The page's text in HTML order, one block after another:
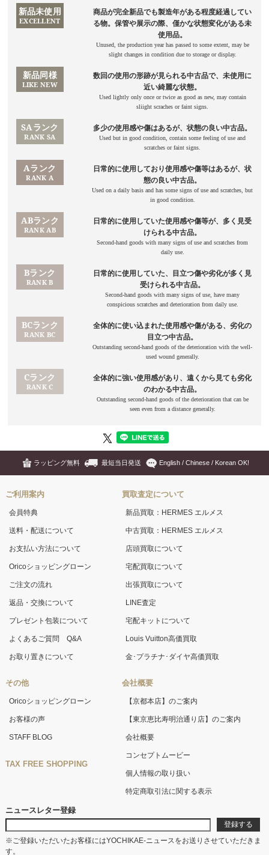
ラッピング無料 最短当日発送 English / Chinese / Korean OK!
ご利用案内
会員特典
送料・配送について
お支払い方法について
Oricoショッピングローン
ご注文の流れ
返品・交換について
プレゼント包装について
よくあるご質問 Q&A
お取り置きについて
その他
Oricoショッピングローン
お客様の声
STAFF BLOG
TAX FREE SHOPPING
買取査定について
新品買取：HERMES エルメス
中古買取：HERMES エルメス
店頭買取について
宅配買取について
出張買取について
LINE査定
宅配キットについて
Louis Vuitton高価買取
金･プラチナ･ダイヤ高価買取
会社概要
【京都本店】のご案内
【東京恵比寿明治通り店】のご案内
会社概要
コンセプトムービー
個人情報の取り扱い
特定商取引法に関する表示
ニュースレター登録
※ご登録いただいたお客様にはYOCHIKAE-ニュースをお送りさせていただきま
す。